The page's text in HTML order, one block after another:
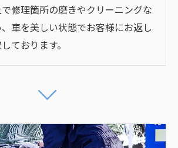
修理箇所の磨きやクリーニングな
車を美しい状態でお客様にお返し
ております。